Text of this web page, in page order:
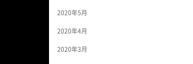
2020年5月
2020年4月
2020年3月